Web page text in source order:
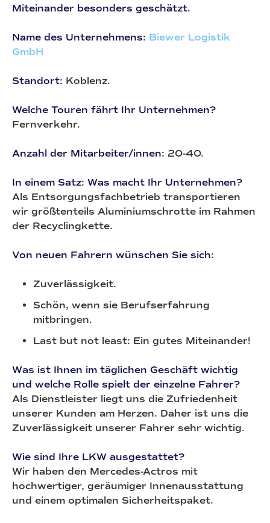
Miteinander besonders geschätzt.
Name des Unternehmens: Biewer Logistik
GmbH
Standort: Koblenz.
Welche Touren fährt Ihr Unternehmen?
Fernverkehr.
Anzahl der Mitarbeiter/innen: 20-40.
In einem Satz: Was macht Ihr Unternehmen?
Als Entsorgungsfachbetrieb transportieren
wir größtenteils Aluminiumschrotte im Rahmen
der Recyclingkette.
Von neuen Fahrern wünschen Sie sich:
Zuverlässigkeit.
Schön, wenn sie Berufserfahrung
mitbringen.
Last but not least: Ein gutes Miteinander!
Was ist Ihnen im täglichen Geschäft wichtig
und welche Rolle spielt der einzelne Fahrer?
Als Dienstleister liegt uns die Zufriedenheit
unserer Kunden am Herzen. Daher ist uns die
Zuverlässigkeit unserer Fahrer sehr wichtig.
Wie sind Ihre LKW ausgestattet?
Wir haben den Mercedes-Actros mit
hochwertiger, geräumiger Innenausstattung
und einem optimalen Sicherheitspaket.